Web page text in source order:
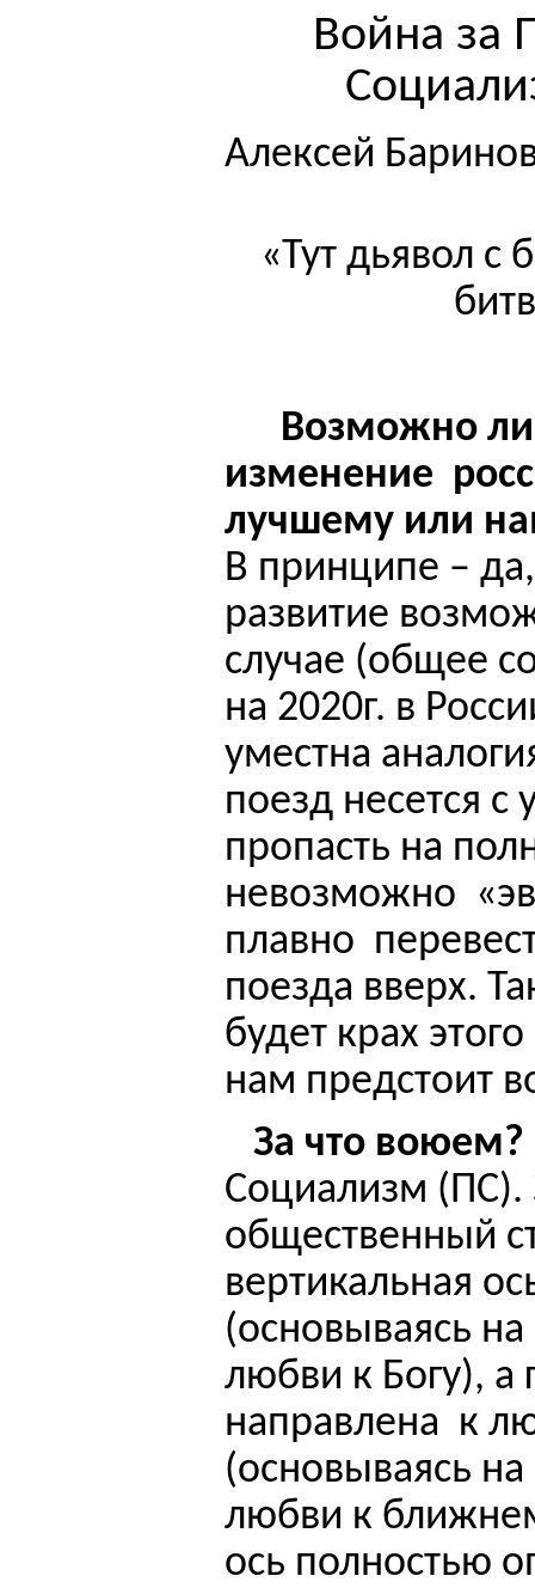
Война за
Алексей
«Тут дьявол с
Возможно
изменение
лучшему или
В принципе –
развитие
случае (общее
на 2020г. в
уместна
поезд несется с
пропасть на
невозможно
плавно
поезда вверх.
будет крах
нам предстоит
За что воюем?
Социализм (ПС).
общественный
вертикальная
(основываясь
любви к Богу), а
направлена к
(основываясь
любви к
ось полностью